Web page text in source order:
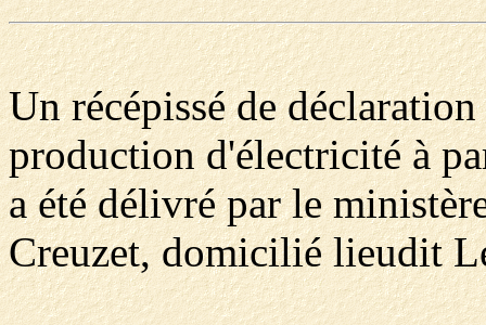
Un récépissé de
production d'électricité à
a été délivré par le
Creuzet, domicilié lieudit